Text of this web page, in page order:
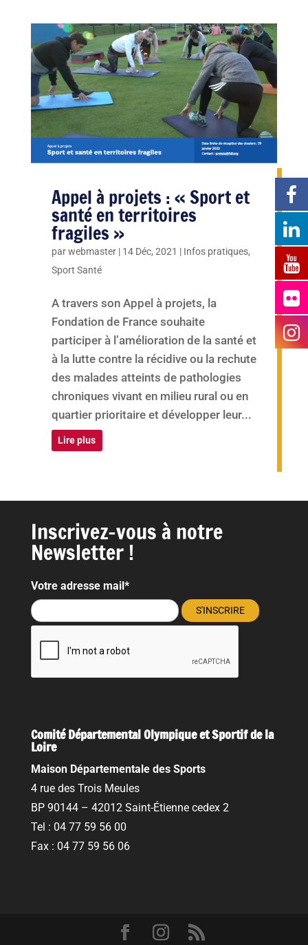
Appel à projets : « Sport et
santé en territoires
fragiles »
parwebmaster| 14 Déc, 2021 | Infos pratiques,
Sport Santé
A travers son Appel à projets, la
Fondation de France souhaite
participer à l’amélioration de la santé et
à la lutte contre la récidive ou la rechute
des malades atteints de pathologies
chroniques vivant en milieu rural ou en
quartier prioritaire et développer leur...
Lire plus
Inscrivez-vous à notre
Newsletter !
Votre adresse mail*
Comité Départemental Olympique et Sportif de la
Loire
Maison Départementale des Sports
4 rue des Trois Meules
BP 90144 – 42012 Saint-Étienne cedex 2
Tel : 04 77 59 56 00
Fax : 04 77 59 56 06